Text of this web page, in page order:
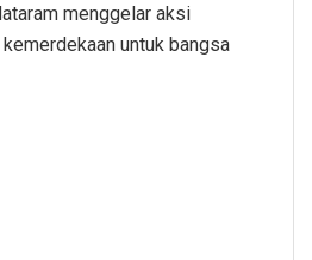
menggelar aksi
untuk bangsa